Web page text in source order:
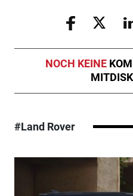
NOCH KEINE
#Land Rover